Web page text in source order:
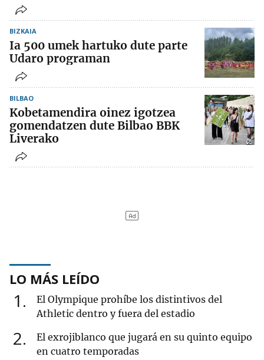
BIZKAIA
Ia 500 umek hartuko dute parte
Udaro programan
BILBAO
Kobetamendira oinez igotzea
gomendatzen dute Bilbao BBK
Liverako
LO MÁS LEÍDO
1
El Olympique prohíbe los distintivos del
Athletic dentro y fuera del estadio
2
El exrojiblanco que jugará en su quinto equipo
en cuatro temporadas